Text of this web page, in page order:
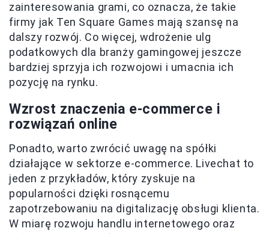
zainteresowania grami, co oznacza, że takie
firmy jak Ten Square Games mają szansę na
dalszy rozwój. Co więcej, wdrożenie ulg
podatkowych dla branży gamingowej jeszcze
bardziej sprzyja ich rozwojowi i umacnia ich
pozycję na rynku.
Wzrost znaczenia e-commerce i
rozwiązań online
Ponadto, warto zwrócić uwagę na spółki
działające w sektorze e-commerce. Livechat to
jeden z przykładów, który zyskuje na
popularności dzięki rosnącemu
zapotrzebowaniu na digitalizację obsługi klienta.
W miarę rozwoju handlu internetowego oraz